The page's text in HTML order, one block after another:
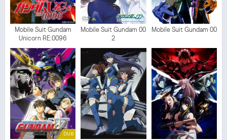
Mobile Suit Gundam
Unicorn RE:0096
Mobile Suit Gundam 00
2
Mobile Suit Gundam 00
DUB